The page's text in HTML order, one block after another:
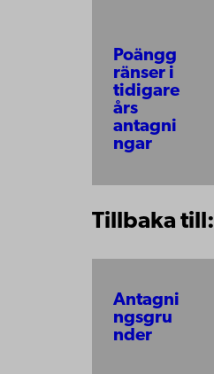
Poängg
ränser i
tidigare
års
antagni
ngar
Tillbaka till:
Antagni
ngsgru
nder